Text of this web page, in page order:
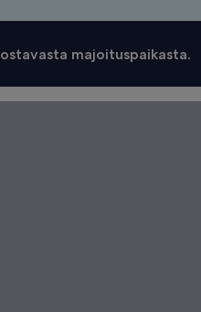
majoituspaikasta.